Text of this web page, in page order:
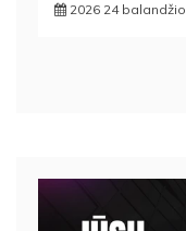
2026 24 balandžio